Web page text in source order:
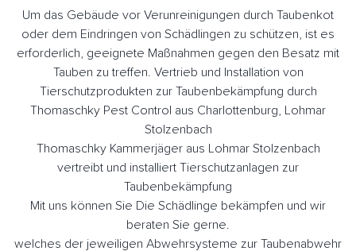
Um das Gebäude vor Verunreinigungen durch Taubenkot
oder dem Eindringen von Schädlingen zu schützen, ist es
erforderlich, geeignete Maßnahmen gegen den Besatz mit
Tauben zu treffen. Vertrieb und Installation von
Tierschutzprodukten zur Taubenbekämpfung durch
Thomaschky Pest Control aus Charlottenburg, Lohmar
Stolzenbach
Thomaschky Kammerjäger aus Lohmar Stolzenbach
vertreibt und installiert Tierschutzanlagen zur
Taubenbekämpfung
Mit uns können Sie Die Schädlinge bekämpfen und wir
beraten Sie gerne.
welches der jeweiligen Abwehrsysteme zur Taubenabwehr